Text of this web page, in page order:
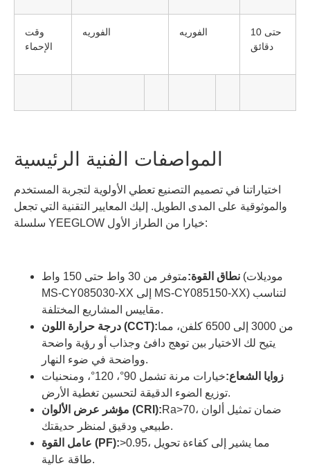
وقت
الإحماء
الفوريه الفوريه
حتى 10
دقائق
المواصفات الفنية الرئيسية
اختياراتنا في تصميم التصنيع تعطي الأولوية لتجربة المستخدم
والموثوقية على المدى الطويل. إليك المعايير التقنية التي تجعل
سلسلة YEEGLOW خيارا من الطراز الأول:
نطاق القوة:
متوفر من 30 واط حتى 150 واط (موديلات
MS-CY085030-XX إلى MS-CY085150-XX) لتناسب
مقاييس المشاريع المختلفة.
درجة حرارة اللون (CCT):من 3000 إلى 6500 كلفن، مما
يتيح لك الاختيار بين توهج دافئ وجذاب أو رؤية واضحة
وواضحة في ضوء النهار.
زوايا الشعاع:
خيارات مرنة تشمل 90°، 120°، ومنحنيات
توزيع الضوء الدقيقة لتحسين تغطية الأرض.
مؤشر عرض الألوان (CRI):Ra>70، ضمان تمثيل ألوان
طبيعي ودقيق لمنظر حديقتك.
عامل القوة (PF):>0.95، مما يشير إلى كفاءة تحويل
طاقة عالية.